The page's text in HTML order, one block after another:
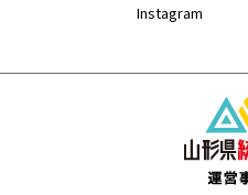
Instagram